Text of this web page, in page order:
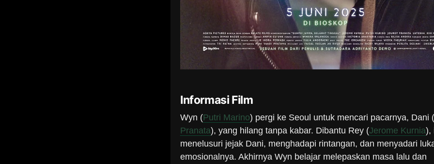
Informasi Film
Wyn (Putri Marino) pergi ke Seoul untuk mencari pacarnya, Dani (
Pranata), yang hilang tanpa kabar. Dibantu Rey (Jerome Kurnia),
menelusuri jejak Dani, menghadapi rintangan, dan menyadari
emosionalnya. Akhirnya Wyn belajar melepaskan masa lalu dan